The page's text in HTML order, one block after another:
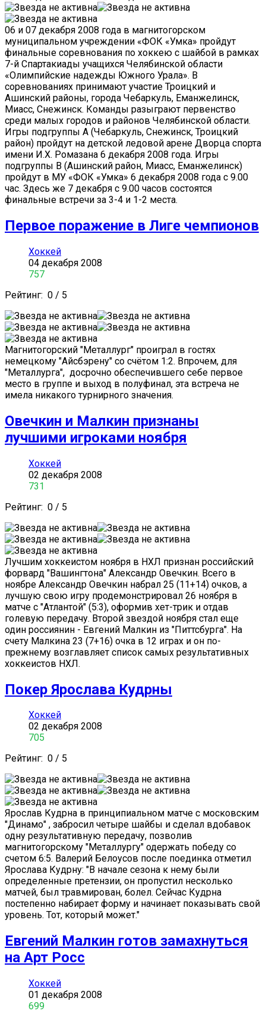
06 и 07 декабря 2008 года в магнитогорском
муниципальном учреждении «ФОК «Умка» пройдут
финальные соревнования по хоккею с шайбой в рамках
7-й Спартакиады учащихся Челябинской области
«Олимпийские надежды Южного Урала». В
соревнованиях принимают участие Троицкий и
Ашинский районы, города Чебаркуль, Еманжелинск,
Миасс, Снежинск. Команды разыграют первенство
среди малых городов и районов Челябинской области.
Игры подгруппы А (Чебаркуль, Снежинск, Троицкий
район) пройдут на детской ледовой арене Дворца спорта
имени И.Х. Ромазана 6 декабря 2008 года. Игры
подгруппы В (Ашинский район, Миасс, Еманжелинск)
пройдут в МУ «ФОК «Умка» 6 декабря 2008 года с 9.00
час. Здесь же 7 декабря с 9.00 часов состоятся
финальные встречи за 3-4 и 1-2 места.
Первое поражение в Лиге чемпионов
Хоккей
04 декабря 2008
757
Рейтинг: 0 / 5
Магнитогорский "Металлург" проиграл в гостях
немецкому "Айсбэрену" со счётом 1:2. Впрочем, для
"Металлурга", досрочно обеспечившего себе первое
место в группе и выход в полуфинал, эта встреча не
имела никакого турнирного значения.
Овечкин и Малкин признаны
лучшими игроками ноября
Хоккей
02 декабря 2008
731
Рейтинг: 0 / 5
Лучшим хоккеистом ноября в НХЛ признан российский
форвард "Вашингтона" Александр Овечкин. Всего в
ноябре Александр Овечкин набрал 25 (11+14) очков, а
лучшую свою игру продемонстрировал 26 ноября в
матче с "Атлантой" (5:3), оформив хет-трик и отдав
голевую передачу. Второй звездой ноября стал еще
один россиянин - Евгений Малкин из "Питтсбурга". На
счету Малкина 23 (7+16) очка в 12 играх и он по-
прежнему возглавляет список самых результативных
хоккеистов НХЛ.
Покер Ярослава Кудрны
Хоккей
02 декабря 2008
705
Рейтинг: 0 / 5
Ярослав Кудрна в принципиальном матче с московским
"Динамо" , забросил четыре шайбы и сделал вдобавок
одну результативную передачу, позволив
магнитогорскому "Металлургу" одержать победу со
счетом 6:5. Валерий Белоусов после поединка отметил
Ярослава Кудрну: "В начале сезона к нему были
определенные претензии, он пропустил несколько
матчей, был травмирован, болел. Сейчас Кудрна
постепенно набирает форму и начинает показывать свой
уровень. Тот, который может."
Евгений Малкин готов замахнуться
на Арт Росс
Хоккей
01 декабря 2008
699